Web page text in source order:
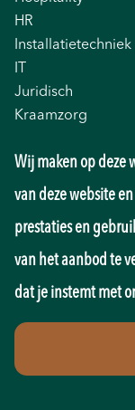
HR
Installatietechniek
Juridisch
Kraamzorg
Management
Marketing
Overheid
Pedagogiek
Productie
Retail
Sales
Transport
Wij maken op deze
van deze website
prestaties en
van het aanbod te
dat je instemt met